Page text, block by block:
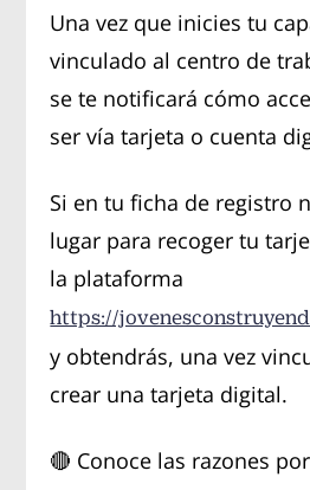
Una vez que inicies tu
vinculado al centro de
se te notificará cómo
ser vía tarjeta o cuenta
Si en tu ficha de registro
lugar para recoger tu
la plataforma
https://
y obtendrás, una vez
crear una tarjeta digital.
🔴 Conoce las razones